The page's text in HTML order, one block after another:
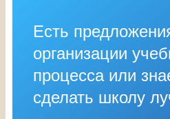
Есть
организации
процесса или
сделать школу